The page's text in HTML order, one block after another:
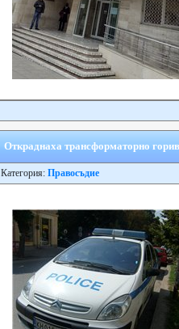
Откраднаха трансформаторно
Категория: Правосъдие